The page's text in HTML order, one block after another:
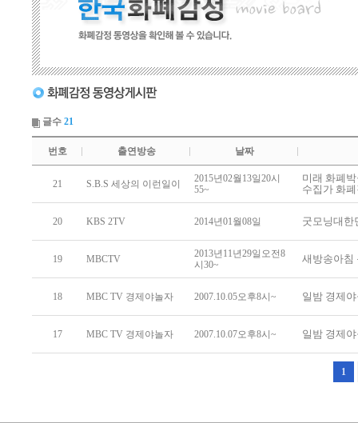
글수 21
번호 출연방송 날짜
21 S.B.S 세상의 이런일이
2015년02월13일20시
55~
미래 화폐
수집가 화
20 KBS 2TV 2014년01월08일 굿모닝대한
19 MBCTV
2013년11년29일오전8
시30~
새방송아침
18 MBC TV 경제야놀자 2007.10.05오후8시~ 일밤 경제
17 MBC TV 경제야놀자 2007.10.07오후8시~ 일밤 경제
1